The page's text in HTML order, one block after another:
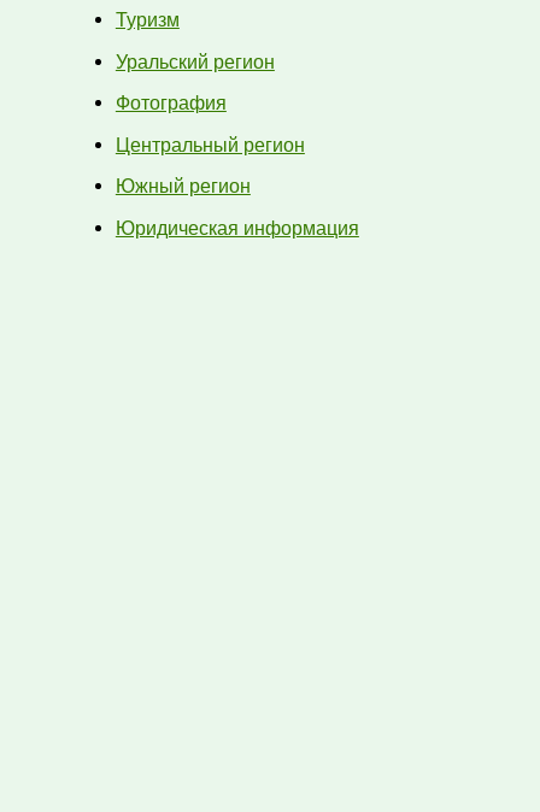
Туризм
Уральский регион
Фотография
Центральный регион
Южный регион
Юридическая информация